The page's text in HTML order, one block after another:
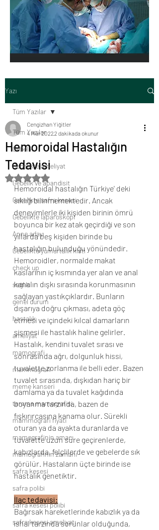
Yazı
Tüm Yazılar
Gebelik
Gebelikte ameliyat
Gebelik ve apandisit
Gebelikte safra kesesi
Gebelikte laparoskopi
Anne adayı
Gebelikte yumurtalık kisti
check up
sağlık
genel durum
hastalık
ameliyat
mamografi
mammografi
meme kanseri
tarama mamografisi
mammografi fiyatı
mamografinin amacı
mamografinin zamanı
safra kesesi
safra polibi
safra kesesi polibi
safra kesesi ameliyatı
Tüm Yazılar
Hemoroidal Hastalığın
Tedavisi
Cengizhan Yiğitler
4 Mar 20222 dakikada okunur
5 üzerinden NaN yıldız
Hemoroidal hastalığın Türkiye' deki
sıklığı bilinmemektedir. Ancak
deneyimlerle iki kişiden birinin ömrü
boyunca bir kez atak geçirdiği ve son
yıllarda beş kişiden birinde bu
hastalığın bulunduğu yönündedir.
Hemoroidler, normalde makat
kaslarının iç kısmında yer alan ve anal
kanalın dışkı sırasında korunmasının
sağlayan yastıkçıklardır. Bunların
dışarıya doğru çıkması, adeta göç
etmesi ve içindeki kılcal damarların
şişmesi ile hastalık haline gelirler.
Hastalık, kendini tuvalet sırası ve
sonrasında ağrı, dolgunluk hissi,
tuvalette zorlanma ile belli eder. Bazen
tuvalet sırasında, dışkıdan hariç bir
damlama ya da tuvalet kağıdında
boyanma tarzında, bazen de
fışkırırcasına kanama olur. Sürekli
oturan ya da ayakta duranlarda ve
tuvalette uzun süre geçirenlerde,
kabızlarda, felçlilerde ve gebelerde sık
görülür. Hastaların üçte birinde ise
hastalık genetiktir.
İlaç tedavisi:
Bağırsak hareketlerinde kabızlık ya da
ishal tarzında sorunlar olduğunda,